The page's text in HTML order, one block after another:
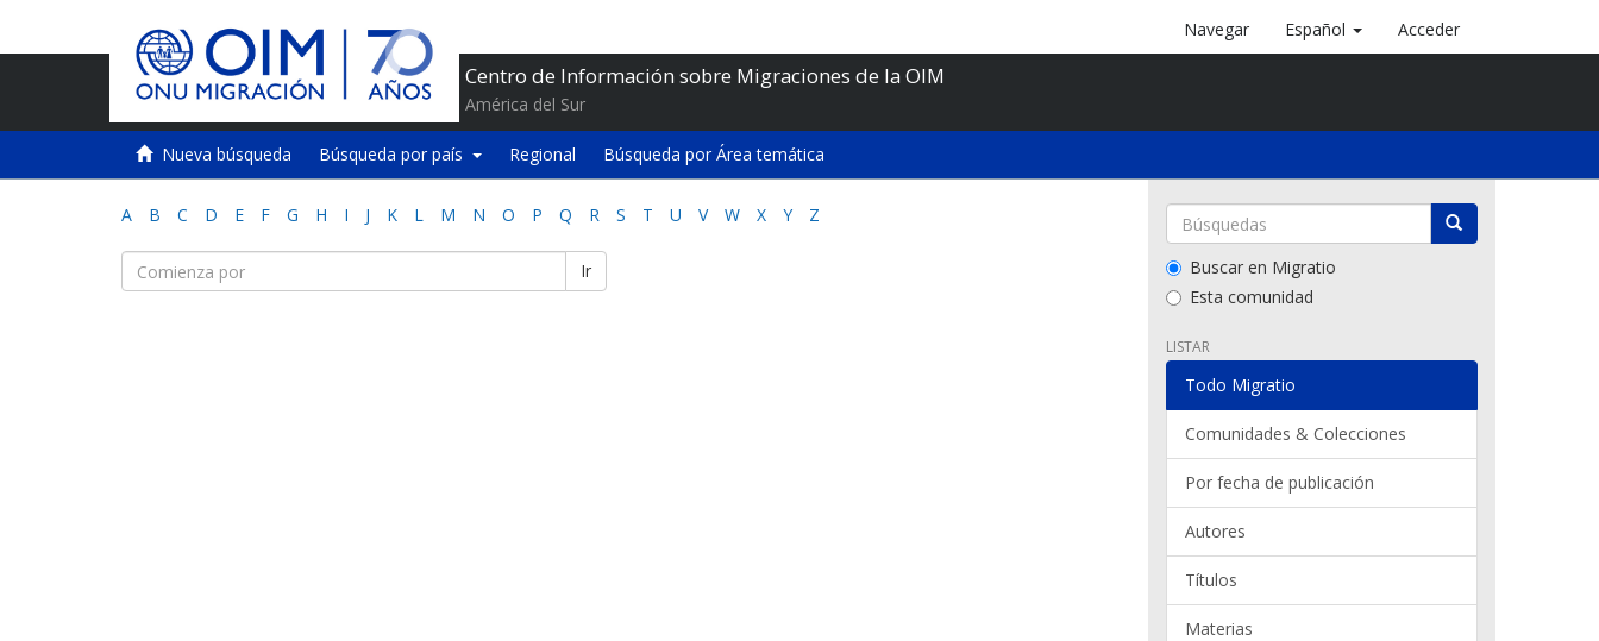
Centro de Información sobre Migraciones de la OIM
América del Sur
Navegar Español Acceder
Nueva búsqueda Búsqueda por país Regional Búsqueda por Área temática
A B C D E F G H I J K L M N O P Q R S T U V W X Y Z
Ir
Buscar en Migratio
Esta comunidad
LISTAR
Todo Migratio
Comunidades & Colecciones
Por fecha de publicación
Autores
Títulos
Materias